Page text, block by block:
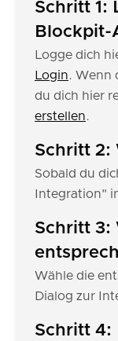
Schritt 1:
Blockpit-
Logge dich
Login. Wenn
du dich hier
erstellen.
Schritt 2:
Sobald du
Integration"
Schritt 3:
Wähle die
Dialog zur
Schritt 4: